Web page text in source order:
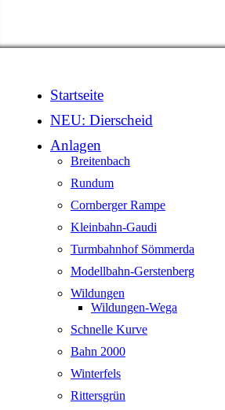
Startseite
NEU: Dierscheid
Anlagen
Breitenbach
Rundum
Cornberger Rampe
Kleinbahn-Gaudi
Turmbahnhof Sömmerda
Modellbahn-Gerstenberg
Wildungen
Wildungen-Wega
Schnelle Kurve
Bahn 2000
Winterfels
Rittersgrün